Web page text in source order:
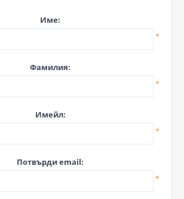
Име:
*
Фамилия:
*
Имейл:
*
Потвърди email:
*